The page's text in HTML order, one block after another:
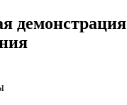
демонстрация